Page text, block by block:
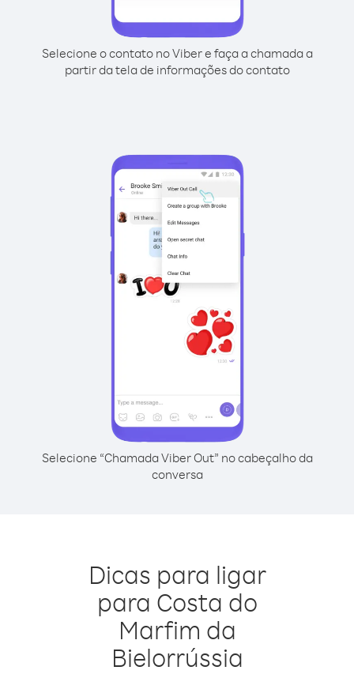
Selecione o contato no Viber e faça a chamada a
partir da tela de informações do contato
Selecione “Chamada Viber Out” no cabeçalho da
conversa
Dicas para ligar
para Costa do
Marfim da
Bielorrússia